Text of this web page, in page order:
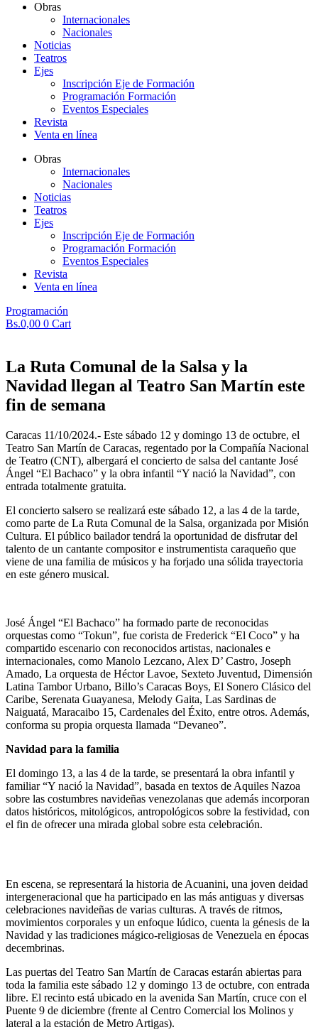
Obras
Internacionales
Nacionales
Noticias
Teatros
Ejes
Inscripción Eje de Formación
Programación Formación
Eventos Especiales
Revista
Venta en línea
Obras
Internacionales
Nacionales
Noticias
Teatros
Ejes
Inscripción Eje de Formación
Programación Formación
Eventos Especiales
Revista
Venta en línea
Programación
Bs.0,00 0 Cart
La Ruta Comunal de la Salsa y la
Navidad llegan al Teatro San Martín este
fin de semana
Caracas 11/10/2024.- Este sábado 12 y domingo 13 de octubre, el
Teatro San Martín de Caracas, regentado por la Compañía Nacional
de Teatro (CNT), albergará el concierto de salsa del cantante José
Ángel “El Bachaco” y la obra infantil “Y nació la Navidad”, con
entrada totalmente gratuita.
El concierto salsero se realizará este sábado 12, a las 4 de la tarde,
como parte de La Ruta Comunal de la Salsa, organizada por Misión
Cultura. El público bailador tendrá la oportunidad de disfrutar del
talento de un cantante compositor e instrumentista caraqueño que
viene de una familia de músicos y ha forjado una sólida trayectoria
en este género musical.
José Ángel “El Bachaco” ha formado parte de reconocidas
orquestas como “Tokun”, fue corista de Frederick “El Coco” y ha
compartido escenario con reconocidos artistas, nacionales e
internacionales, como Manolo Lezcano, Alex D’ Castro, Joseph
Amado, La orquesta de Héctor Lavoe, Sexteto Juventud, Dimensión
Latina Tambor Urbano, Billo’s Caracas Boys, El Sonero Clásico del
Caribe, Serenata Guayanesa, Melody Gaita, Las Sardinas de
Naiguatá, Maracaibo 15, Cardenales del Éxito, entre otros. Además,
conforma su propia orquesta llamada “Devaneo”.
Navidad para la familia
El domingo 13, a las 4 de la tarde, se presentará la obra infantil y
familiar “Y nació la Navidad”, basada en textos de Aquiles Nazoa
sobre las costumbres navideñas venezolanas que además incorporan
datos históricos, mitológicos, antropológicos sobre la festividad, con
el fin de ofrecer una mirada global sobre esta celebración.
En escena, se representará la historia de Acuanini, una joven deidad
intergeneracional que ha participado en las más antiguas y diversas
celebraciones navideñas de varias culturas. A través de ritmos,
movimientos corporales y un enfoque lúdico, cuenta la génesis de la
Navidad y las tradiciones mágico-religiosas de Venezuela en épocas
decembrinas.
Las puertas del Teatro San Martín de Caracas estarán abiertas para
toda la familia este sábado 12 y domingo 13 de octubre, con entrada
libre. El recinto está ubicado en la avenida San Martín, cruce con el
Puente 9 de diciembre (frente al Centro Comercial los Molinos y
lateral a la estación de Metro Artigas).